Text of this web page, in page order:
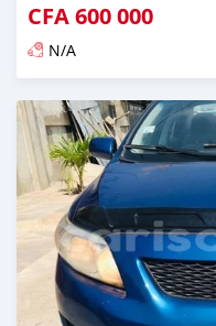
CFA600 000
N/A
Publié il y a presque 6 ans